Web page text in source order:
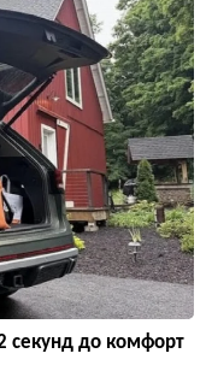
секунд до комфорт